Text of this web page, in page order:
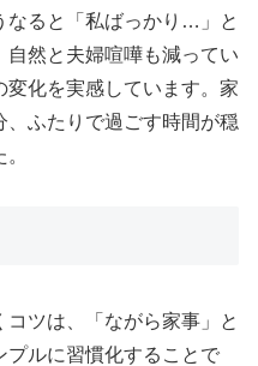
なると「私ばっかり…」と
然と夫婦喧嘩も減ってい
変化を実感しています。家
ふたりで過ごす時間が穏
ツは、「ながら家事」と
プルに習慣化することで